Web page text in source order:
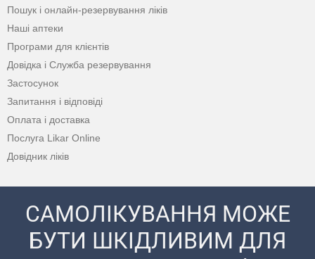
Пошук і онлайн-резервування ліків
Наші аптеки
Програми для клієнтів
Довідка і Служба резервування
Застосунок
Запитання і відповіді
Оплата і доставка
Послуга Likar Online
Довідник ліків
САМОЛІКУВАННЯ МОЖЕ
БУТИ ШКІДЛИВИМ ДЛЯ